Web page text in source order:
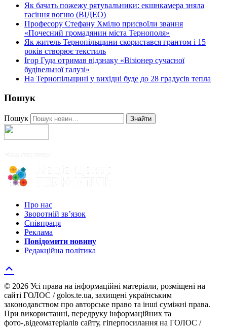
Як бачать пожежу рятувальники: екшнкамера зняла
гасіння вогню (ВІДЕО)
Професору Стефану Хмілю присвоїли звання
«Почесний громадянин міста Тернополя»
Як житель Тернопільщини скористався грантом і 15
років створює текстиль
Ігор Гуда отримав відзнаку «Візіонер сучасної
будівельної галузі»
На Тернопільщині у вихідні буде до 28 градусів тепла
Пошук
Пошук Знайти
Про нас
Зворотній зв’язок
Співпраця
Реклама
Повідомити новину
Редакційна політика
© 2026 Усі права на інформаційні матеріали, розміщені на
сайті ГОЛОС / golos.te.ua, захищені українським
законодавством про авторське право та інші суміжні права.
При використанні, передруку інформаційних та
фото-,відеоматеріалів сайту, гіперпосилання на ГОЛОС /